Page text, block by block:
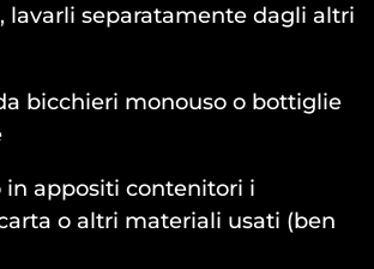
lavarli separatamente dagli altri
bicchieri monouso o bottiglie
in appositi contenitori i
o altri materiali usati (ben